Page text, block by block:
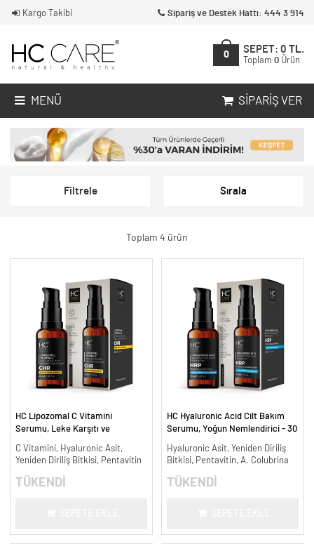
Kargo Takibi Sipariş ve Destek Hattı: 444 3 914
0
SEPET: 0 TL.
Toplam 0 Ürün
MENÜ SIPARIŞ VER
Filtrele Sırala
Toplam 4 ürün
HC Lipozomal C Vitamini
Serumu, Leke Karşıtı ve
C Vitamini, Hyaluronic Asit,
Yeniden Diriliş Bitkisi, Pentavitin
TÜKENDİ
HC Hyaluronic Acid Cilt Bakım
Serumu, Yoğun Nemlendirici - 30
Hyaluronic Asit, Yeniden Diriliş
Bitkisi, Pentavitin, A. Colubrina
TÜKENDİ